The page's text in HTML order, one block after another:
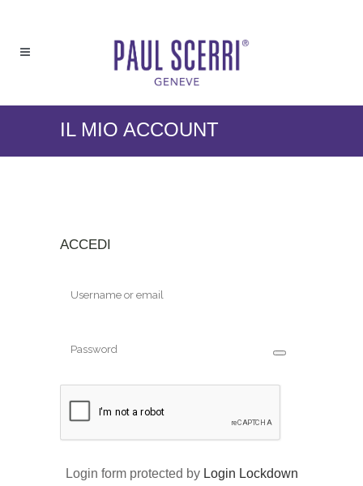
IL MIO ACCOUNT
ACCEDI
Login form protected byLogin Lockdown